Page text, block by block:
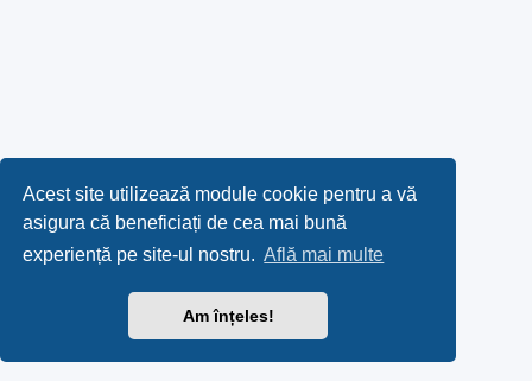
Acest site utilizează module cookie pentru a vă
asigura că beneficiați de cea mai bună
experiență pe site-ul nostru. Află mai multe
Am înțeles!